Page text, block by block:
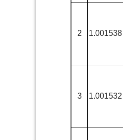
2 1.001538
3 1.001532